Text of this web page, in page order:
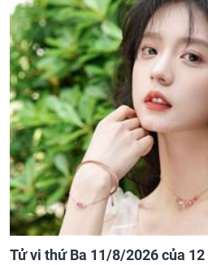
Tử vi thứ Ba 11/8/2026 của